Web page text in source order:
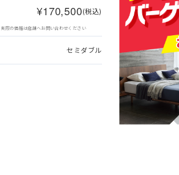
¥170,500(税込)
際の価格は店舗へお問い合わせください
セミダブル